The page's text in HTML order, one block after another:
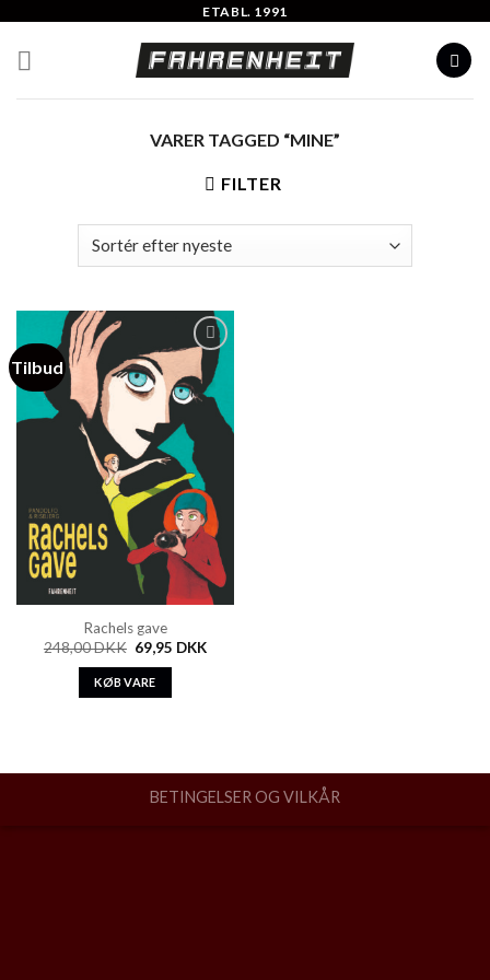
content
ETABL. 1991
VARER TAGGED “MINE”
FILTER
Tilbud
Add to
Wishlist
Rachels gave
248,00DKK 69,95 DKK
KØB VARE
BETINGELSER OG VILKÅR